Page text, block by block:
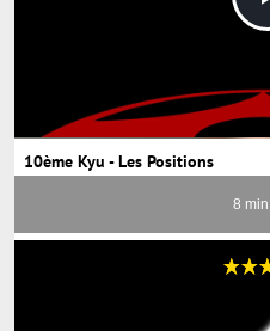
10ème Kyu - Les Positions
8